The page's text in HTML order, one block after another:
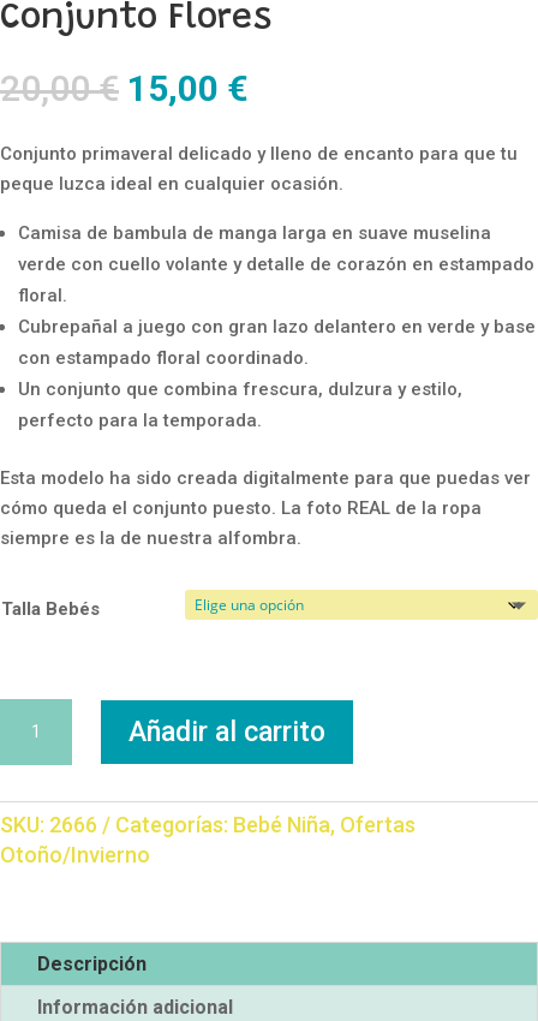
Conjunto Flores
20,00€ El
precio
original
era:
20,00 €.
15,00 €
actual
es:
Conjunto primaveral delicado y lleno de encanto para que tu
peque luzca ideal en cualquier ocasión.
Camisa de bambula de manga larga en suave muselina
verde con cuello volante y detalle de corazón en estampado
floral.
Cubrepañal a juego con gran lazo delantero en verde y base
con estampado floral coordinado.
Un conjunto que combina frescura, dulzura y estilo,
perfecto para la temporada.
Esta modelo ha sido creada digitalmente para que puedas ver
cómo queda el conjunto puesto. La foto REAL de la ropa
siempre es la de nuestra alfombra.
Talla Bebés
Flores
Añadir al carrito
SKU: 2666 Categorías: Bebé Niña, Ofertas
Otoño/Invierno
Descripción
Información adicional